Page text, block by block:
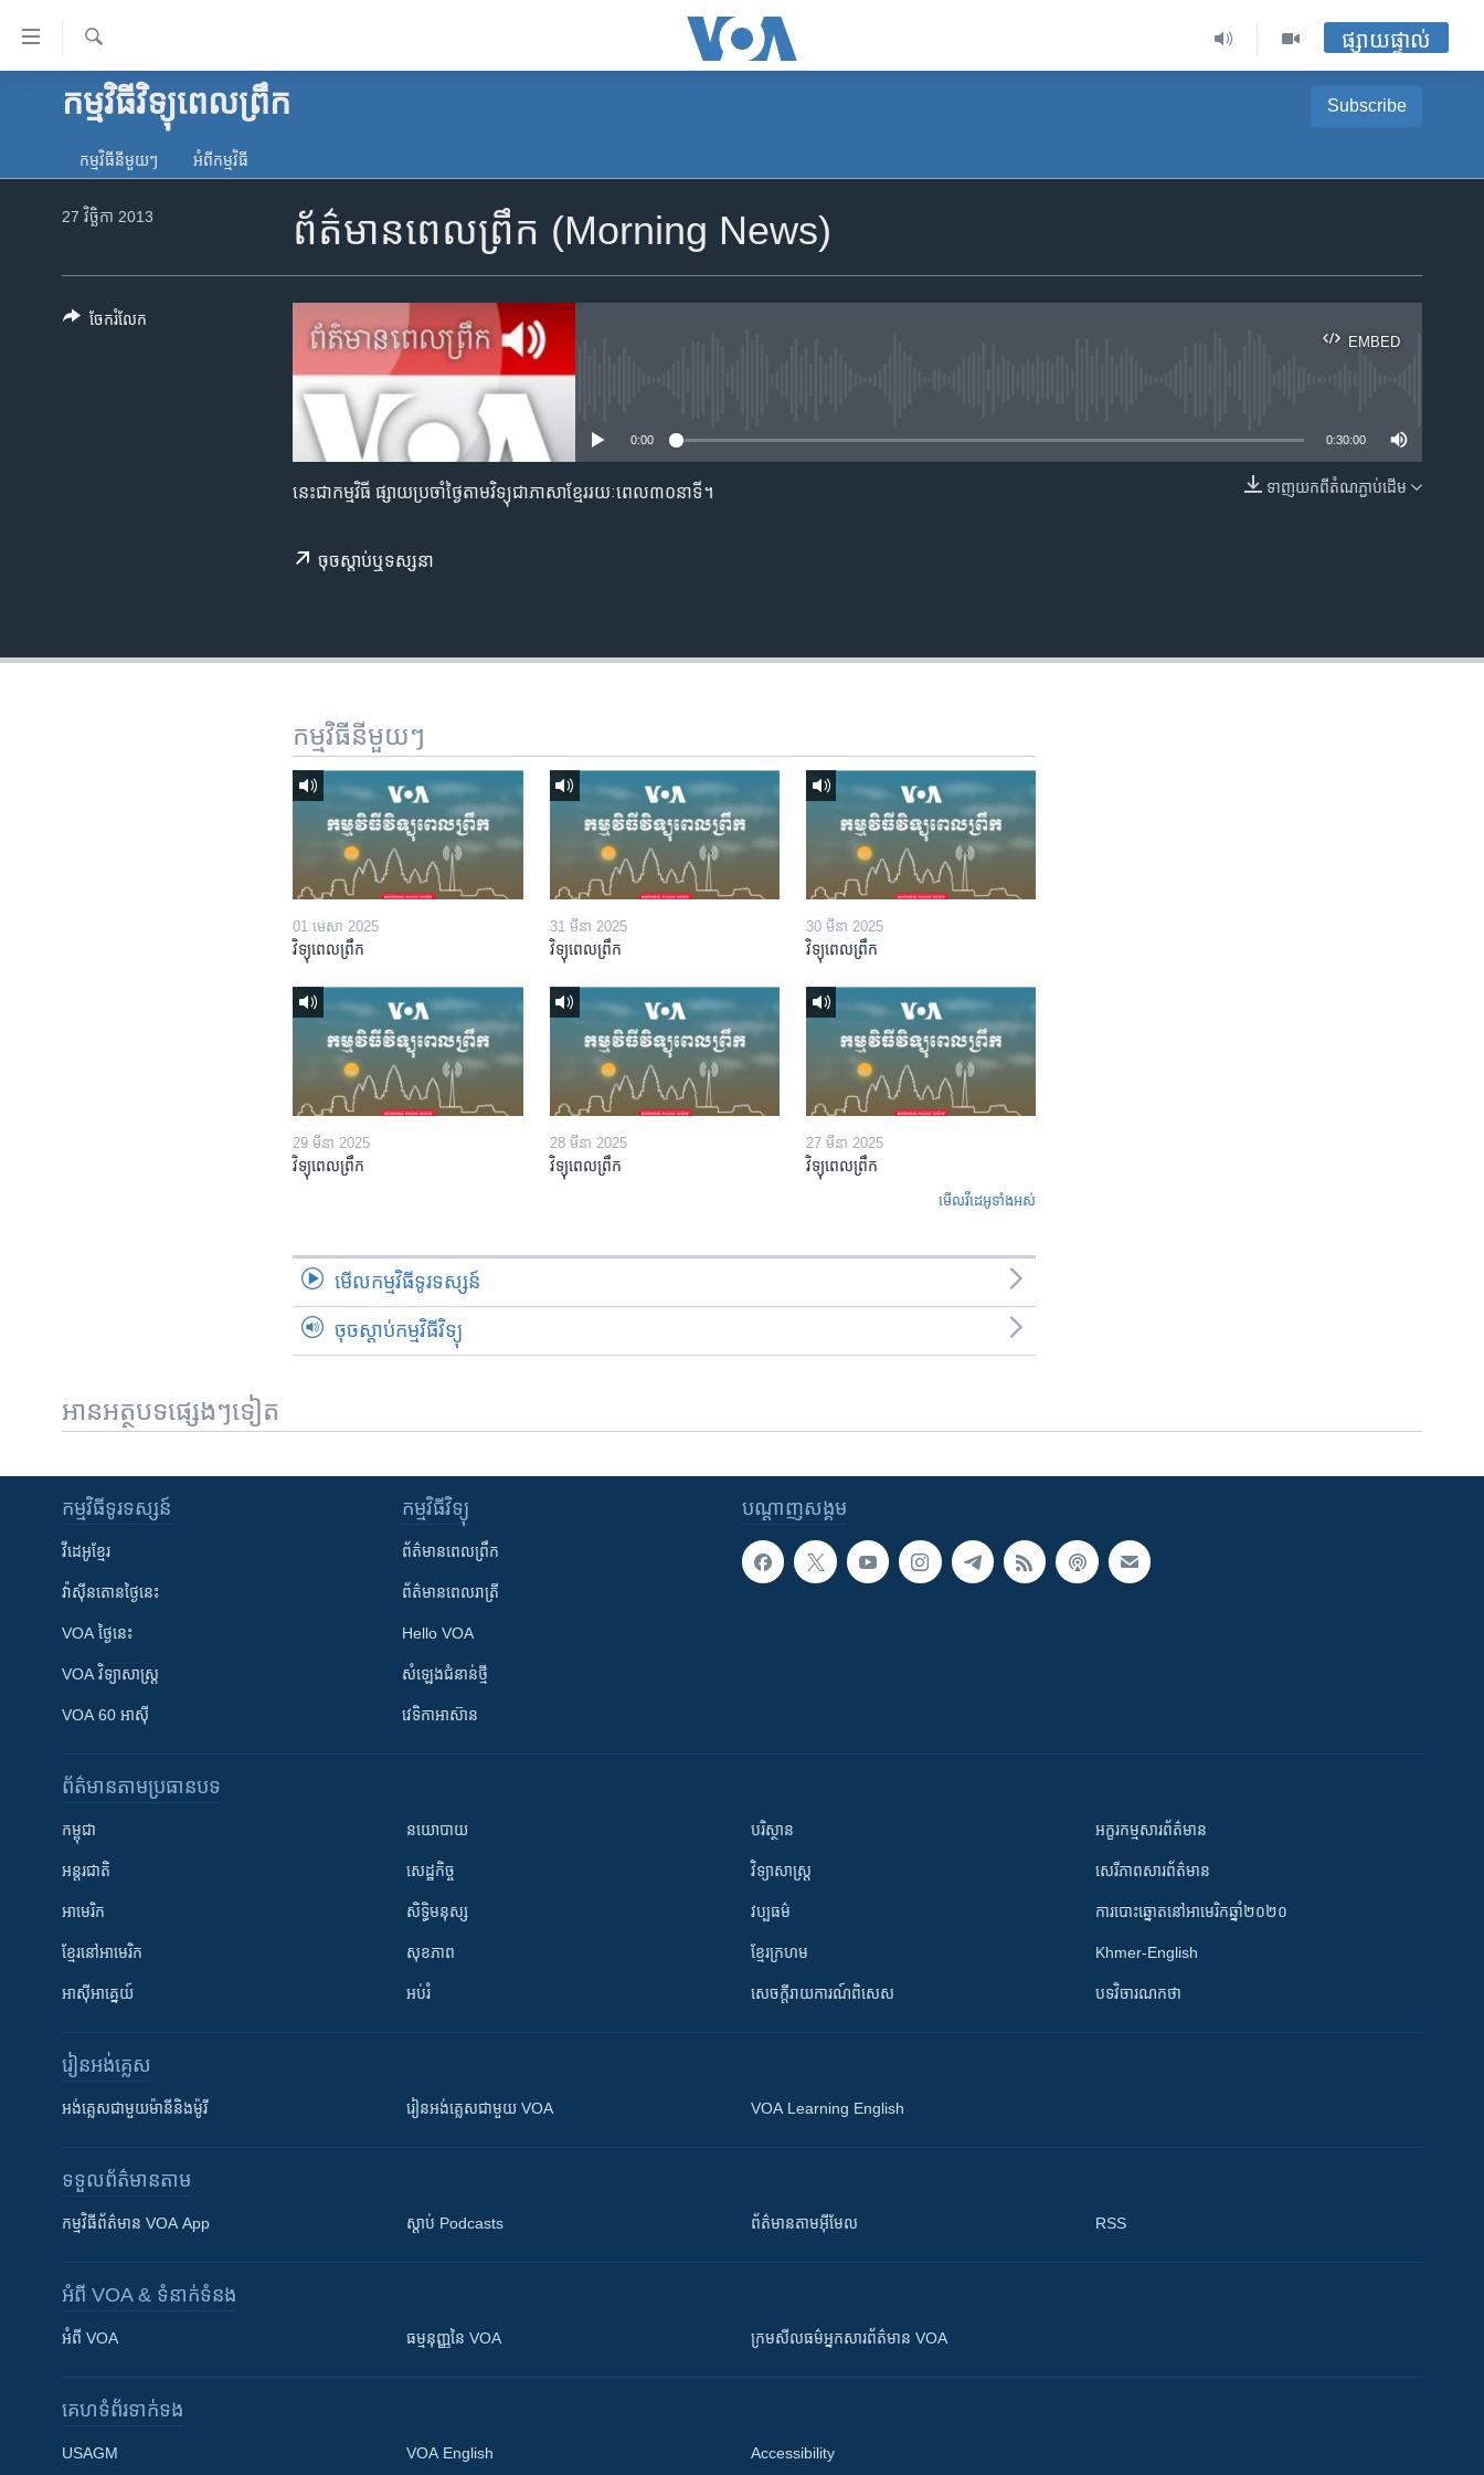
ទៅ​
គេហទំព័រ​
ទាក់ទង
និង​
កាន់​
អាមេរិក
រក
ផ្សាយផ្ទាល់
កម្មវិធីវិទ្យុពេលព្រឹក Subscribe
Apple Podcasts
ទទួល​​​សេវា​​​ Podcast
កម្មវិធី​នីមួយៗ អំពី​កម្មវិធី​
ព័ត៌មានពេលព្រឹក (Morning News)
27 វិច្ឆិកា 2013
EMBED
EMBED
0:00 0:30:00
ទាញ​យក​ពី​តំណភ្ជាប់​ដើម
នេះជាកម្មវិធី ផ្សាយប្រចាំថ្ងៃតាមវិទ្យុជាភាសាខ្មែររយៈពេល៣០នាទី។
ចុច​​ស្តាប់​ឬ​ទស្សនា
ចែករំលែក
កម្មវិធី​នីមួយៗ
01 មេសា 2025
វិទ្យុពេលព្រឹក
31 មីនា 2025
វិទ្យុពេលព្រឹក
30 មីនា 2025
វិទ្យុពេលព្រឹក
29 មីនា 2025
វិទ្យុពេលព្រឹក
28 មីនា 2025
វិទ្យុពេលព្រឹក
27 មីនា 2025
វិទ្យុពេលព្រឹក
មើល​វីដេអូ​ទាំង​អស់
មើល​កម្មវិធី​ទូរទស្សន៍
ចុចស្តាប់កម្មវិធីវិទ្យុ
អានអត្ថបទផ្សេងៗទៀត
បណ្តាញ​សង្គម
កម្មវិធី​ទូរទស្សន៍
វីដេអូ​ខ្មែរ
វ៉ាស៊ីនតោន​ថ្ងៃ​នេះ
VOA ថ្ងៃនេះ
VOA ​វិទ្យាសាស្ត្រ
VOA 60 អាស៊ី
កម្មវិធី​វិទ្យុ
ព័ត៌មាន​ពេល​ព្រឹក
ព័ត៌មាន​​ពេល​រាត្រី
Hello VOA
សំឡេង​ជំនាន់​ថ្មី
វេទិកា​អាស៊ាន
ព័ត៌មាន​តាមប្រធានបទ​
កម្ពុជា
អន្តរជាតិ
អាមេរិក
ខ្មែរ​នៅអាមេរិក
អាស៊ីអាគ្នេយ៍
នយោបាយ
សេដ្ឋកិច្ច
សិទ្ធិមនុស្ស
សុខភាព
អប់រំ
បរិស្ថាន
វិទ្យាសាស្រ្ត
វប្បធម៌
ខ្មែរក្រហម
សេចក្តីរាយការណ៍ពិសេស
អក្ខរកម្មសារព័ត៌មាន
សេរីភាពសារព័ត៌មាន
ការបោះឆ្នោតនៅអាមេរិកឆ្នាំ២០២០
Khmer-English
បទវិចារណកថា
រៀន​​អង់គ្លេស
អង់គ្លេស​ជាមួយ​ម៉ានី​និង​ម៉ូរី រៀន​​​​​​អង់គ្លេស​​ជាមួយ VOA VOA Learning English
ទទួល​ព័ត៌មាន​តាម
កម្មវិធី​ព័ត៌មាន VOA App ស្តាប់ Podcasts ព័ត៌មាន​តាម​អ៊ីមែល RSS
អំពី​ VOA & ទំនាក់ទំនង
អំពី​ VOA ធម្មនុញ្ញ​នៃ VOA ក្រម​​​សីលធម៌​​​អ្នក​​​សារព័ត៌មាន VOA
គេហទំព័រ​​ទាក់ទង
USAGM VOA English Accessibility